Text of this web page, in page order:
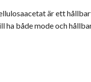
är ett
ha både mode och